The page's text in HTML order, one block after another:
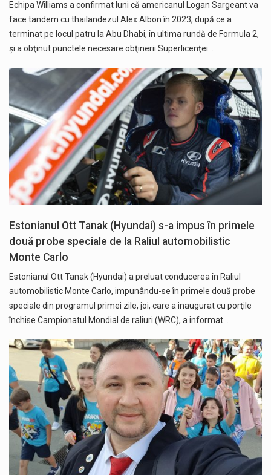
Echipa Williams a confirmat luni că americanul Logan Sargeant va
face tandem cu thailandezul Alex Albon în 2023, după ce a
terminat pe locul patru la Abu Dhabi, în ultima rundă de Formula 2,
şi a obţinut punctele necesare obţinerii Superlicenţei…
Estonianul Ott Tanak (Hyundai) s-a impus în primele
două probe speciale de la Raliul automobilistic
Monte Carlo
Estonianul Ott Tanak (Hyundai) a preluat conducerea în Raliul
automobilistic Monte Carlo, impunându-se în primele două probe
speciale din programul primei zile, joi, care a inaugurat cu porţile
închise Campionatul Mondial de raliuri (WRC), a informat…